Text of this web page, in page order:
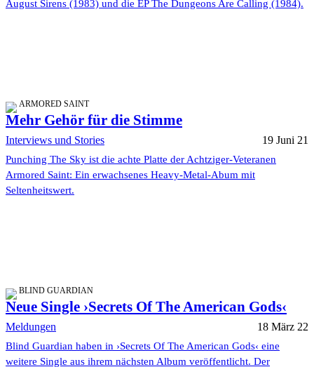
August Sirens (1983) und die EP The Dungeons Are Calling (1984).
ARMORED SAINT
Mehr Gehör für die Stimme
Interviews und Stories 19 Juni 21
Punching The Sky ist die achte Platte der Achtziger-Veteranen
Armored Saint: Ein erwachsenes Heavy-Metal-Abum mit
Seltenheitswert.
BLIND GUARDIAN
Neue Single ›Secrets Of The American Gods‹
Meldungen 18 März 22
Blind Guardian haben in ›Secrets Of The American Gods‹ eine
weitere Single aus ihrem nächsten Album veröffentlicht. Der